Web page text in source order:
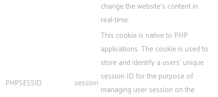
change the website's content in
real-time.
PHPSESSID session
This cookie is native to PHP
applications. The cookie is used to
store and identify a users' unique
session ID for the purpose of
managing user session on the